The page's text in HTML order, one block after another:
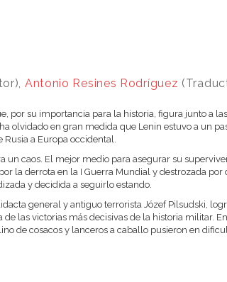
Antonio Resines Rodríguez
por su importancia para la historia, figura junto a
olvidado en gran medida que Lenin estuvo a un
a Europa occidental.
un caos. El mejor medio para asegurar su
la derrota en la I Guerra Mundial y destrozada por
y decidida a seguirlo estando.
general y antiguo terrorista Józef Pilsudski,
las victorias más decisivas de la historia militar.
de cosacos y lanceros a caballo pusieron en